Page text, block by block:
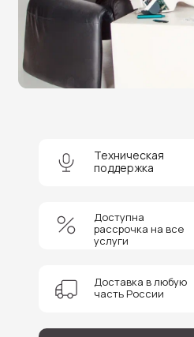
Техническая
поддержка
Доставка в любую
часть России
Доступна
рассрочка на все
услуги
Оставьте заявку на
консультацию и получите
на покупку оборудования
получение услуги.
Отправить